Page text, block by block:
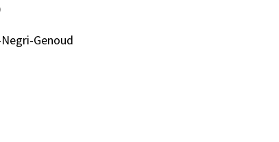
Genoud